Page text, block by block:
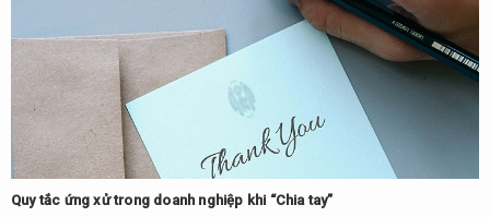
Quy tắc ứng xử trong doanh nghiệp khi “Chia tay”